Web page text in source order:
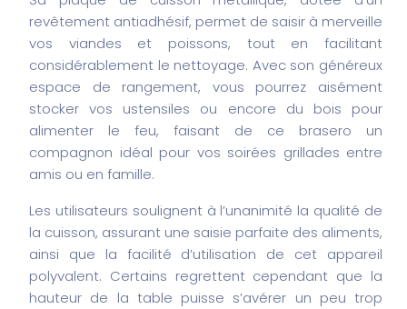
revêtement antiadhésif, permet de saisir à merveille
vos viandes et poissons, tout en facilitant
considérablement le nettoyage. Avec son généreux
espace de rangement, vous pourrez aisément
stocker vos ustensiles ou encore du bois pour
alimenter le feu, faisant de ce brasero un
compagnon idéal pour vos soirées grillades entre
amis ou en famille.
Les utilisateurs soulignent à l’unanimité la qualité de
la cuisson, assurant une saisie parfaite des aliments,
ainsi que la facilité d’utilisation de cet appareil
polyvalent. Certains regrettent cependant que la
hauteur de la table puisse s’avérer un peu trop